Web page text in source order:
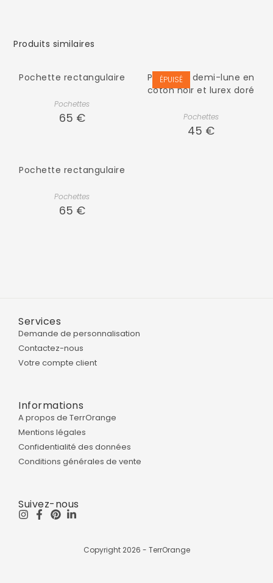
Produits similaires
Pochette rectangulaire
Pochettes
65 €
ÉPUISÉ
Pochette demi-lune en
coton noir et lurex doré
Pochettes
45 €
Pochette rectangulaire
Pochettes
65 €
Services
Demande de personnalisation
Contactez-nous
Votre compte client
Informations
A propos de TerrOrange
Mentions légales
Confidentialité des données
Conditions générales de vente
Suivez-nous
Copyright 2026 - TerrOrange